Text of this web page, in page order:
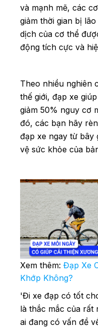
và mạnh mẽ, các
giảm thời gian bị
dịch của cơ thể
động tích cực và
Theo nhiều nghiên
thế giới, đạp xe
giảm 50% nguy cơ
đó, các bạn hãy
đạp xe ngay từ bây
vệ sức khỏe của
Xem thêm: Đạp Xe
Khớp Không?
'Đi xe đạp có tốt
là thắc mắc của rất
ai đang có vấn đề